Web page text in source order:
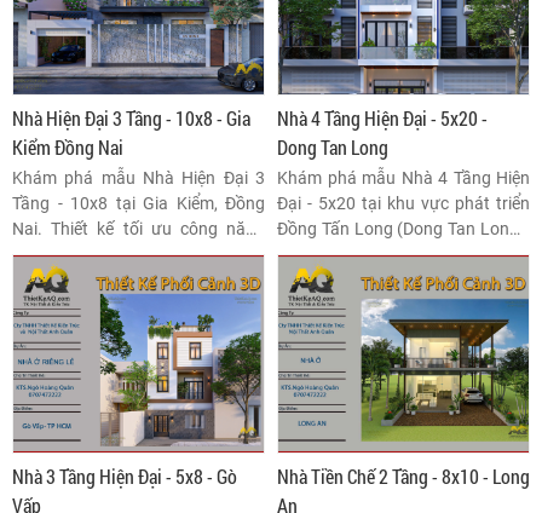
Nhà Hiện Đại 3 Tầng - 10x8 - Gia
Kiểm Đồng Nai
Khám phá mẫu Nhà Hiện Đại 3
Tầng - 10x8 tại Gia Kiểm, Đồng
Nai. Thiết kế tối ưu công năng
trên diện tích 80m2, đón ánh
sáng tự nhiên và khẳng định chất
lượng đầu tư bền vững cho gia
đình đa thế hệ.
Nhà 4 Tầng Hiện Đại - 5x20 -
Dong Tan Long
Khám phá mẫu Nhà 4 Tầng Hiện
Đại - 5x20 tại khu vực phát triển
Đồng Tấn Long (Dong Tan Long).
Thiết kế kiến trúc thông minh, tối
ưu diện tích, đảm bảo tiện nghi
sống cao cấp và giá trị đầu tư bền
vững. Đừng bỏ lỡ cơ hội sở hữu tổ
ấm lý tưởng này!
Nhà 3 Tầng Hiện Đại - 5x8 - Gò
Vấp
Nhà Tiền Chế 2 Tầng - 8x10 - Long
An